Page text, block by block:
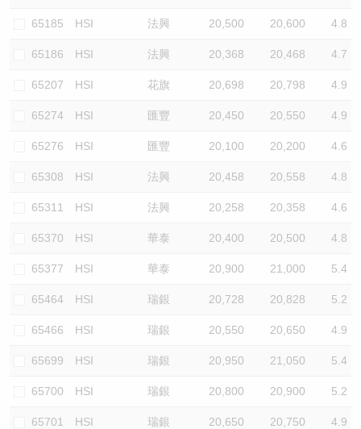
65185 HSI 法興 20,500 20,600 4.8
65186 HSI 法興 20,368 20,468 4.7
65207 HSI 花旗 20,698 20,798 4.9
65274 HSI 匯豐 20,450 20,550 4.9
65276 HSI 匯豐 20,100 20,200 4.6
65308 HSI 法興 20,458 20,558 4.8
65311 HSI 法興 20,258 20,358 4.6
65370 HSI 華泰 20,400 20,500 4.8
65377 HSI 華泰 20,900 21,000 5.4
65464 HSI 瑞銀 20,728 20,828 5.2
65466 HSI 瑞銀 20,550 20,650 4.9
65699 HSI 瑞銀 20,950 21,050 5.4
65700 HSI 瑞銀 20,800 20,900 5.2
65701 HSI 瑞銀 20,650 20,750 4.9